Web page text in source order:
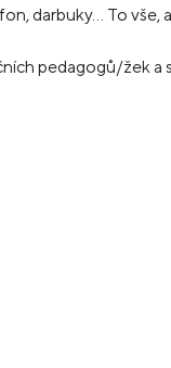
darbuky… To
pedagogů/žek a